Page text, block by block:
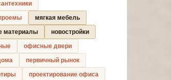
мягкая мебель
материалы
новостройки
офисные двери
первичный рынок
проектирование офиса